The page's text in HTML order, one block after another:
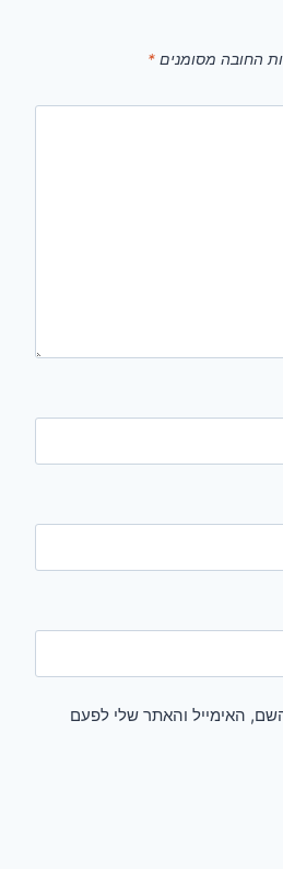
החובה מסומנים *
האימייל והאתר שלי לפעם